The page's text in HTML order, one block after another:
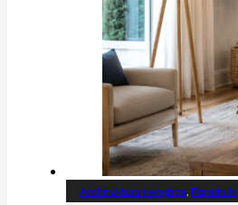
Architektura i wnętrza Poradniki